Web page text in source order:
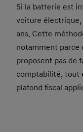
Si la batterie est
voiture électrique,
ans. Cette
notamment parce
proposent pas de
comptabilité, tout
plafond fiscal